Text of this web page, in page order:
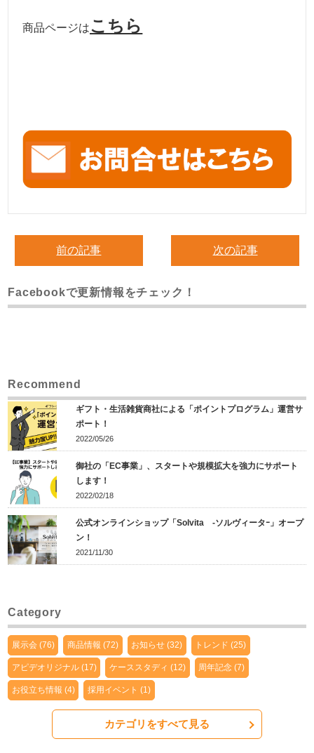
商品ページはこちら
前の記事 次の記事
Facebookで更新情報をチェック！
Recommend
ギフト・生活雑貨商社による「ポイントプログラム」運営サ
ポート！
2022/05/26
御社の「EC事業」、スタートや規模拡大を強力にサポート
します！
2022/02/18
公式オンラインショップ「Solvita -ソルヴィータｰ」オープ
ン！
2021/11/30
Category
展示会 (76) 商品情報 (72) お知らせ (32) トレンド (25)
アピデオリジナル (17) ケーススタディ (12) 周年記念 (7)
お役立ち情報 (4) 採用イベント (1)
カテゴリをすべて見る